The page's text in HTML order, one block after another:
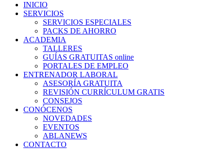
INICIO
SERVICIOS
SERVICIOS ESPECIALES
PACKS DE AHORRO
ACADEMIA
TALLERES
GUÍAS GRATUITAS online
PORTALES DE EMPLEO
ENTRENADOR LABORAL
ASESORÍA GRATUITA
REVISIÓN CURRÍCULUM GRATIS
CONSEJOS
CONÓCENOS
NOVEDADES
EVENTOS
ABLANEWS
CONTACTO